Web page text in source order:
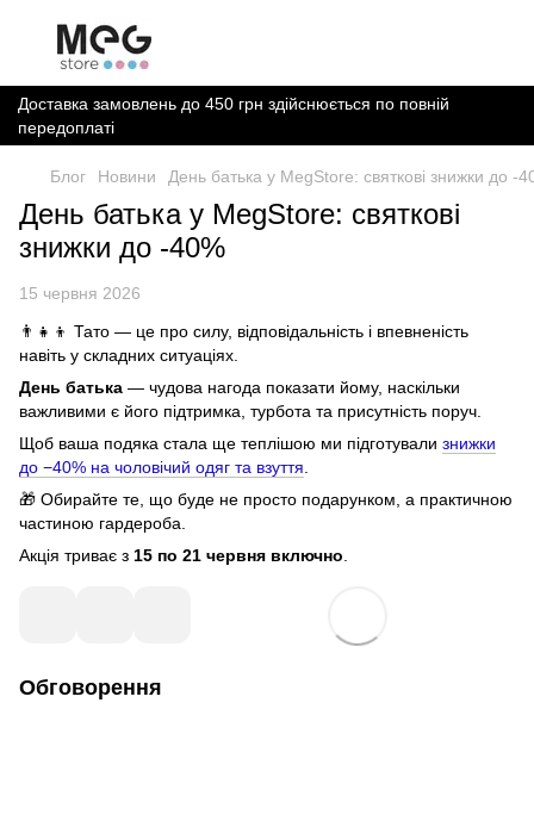
Доставка замовлень до 450 грн здійснюється по повній
передоплаті
Блог Новини День батька у MegStore: святкові знижки до -
День батька у MegStore: святкові
знижки до -40%
15 червня 2026
👨‍👧‍👦 Тато — це про силу, відповідальність і впевненість
навіть у складних ситуаціях.
День батька — чудова нагода показати йому, наскільки
важливими є його підтримка, турбота та присутність поруч.
Щоб ваша подяка стала ще теплішою ми підготували знижки
до −40% на чоловічий одяг та взуття
🎁 Обирайте те, що буде не просто подарунком, а практичною
частиною гардероба.
Акція триває з 15 по 21 червня включно
Обговорення